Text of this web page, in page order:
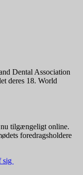
Dental Association
deres 18. World
nu tilgængeligt online.
foredragsholdere
sig